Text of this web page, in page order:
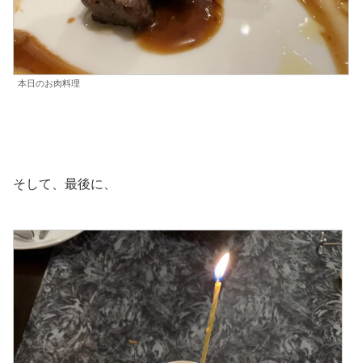
本日のお肉料理
そして、最後に、